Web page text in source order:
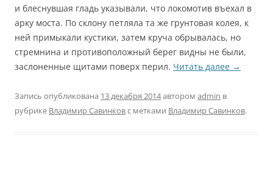
и блеснувшая гладь указывали, что локомотив въехал в
арку моста. По склону петляла та же грунтовая колея, к
ней примыкали кустики, затем круча обрывалась, но
стремнина и противоположный берег видны не были,
заслоненные щитами поверх перил. Читать далее →
Запись опубликована 13 декабря 2014автором admin в
рубрике Владимир Савинковс метками Владимир Савинков.